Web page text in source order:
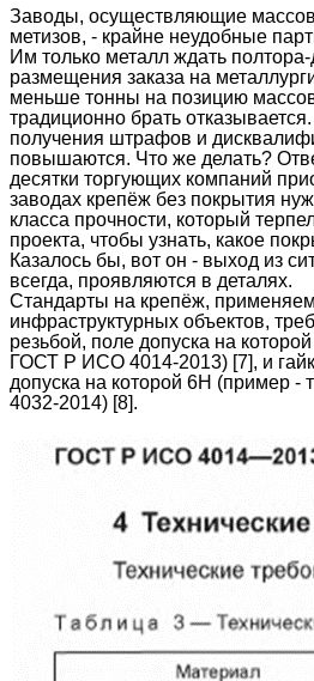
Заводы, осуществляющие
метизов, - крайне неудобные
Им только металл ждать
размещения заказа на
меньше тонны на позицию
традиционно брать
получения штрафов и
повышаются. Что же делать?
десятки торгующих компаний
заводах крепёж без покрытия
класса прочности, который
проекта, чтобы узнать, какое
Казалось бы, вот он - выход из
всегда, проявляются в деталях.
Стандарты на крепёж,
инфраструктурных объектов,
резьбой, поле допуска на
ГОСТ Р ИСО 4014-2013) [7], и
допуска на которой 6H (пример -
4032-2014) [8].